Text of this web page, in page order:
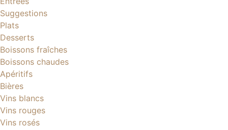
Suggestions
Plats
Desserts
Boissons fraîches
Boissons chaudes
Apéritifs
Bières
Vins blancs
Vins rouges
Vins rosés